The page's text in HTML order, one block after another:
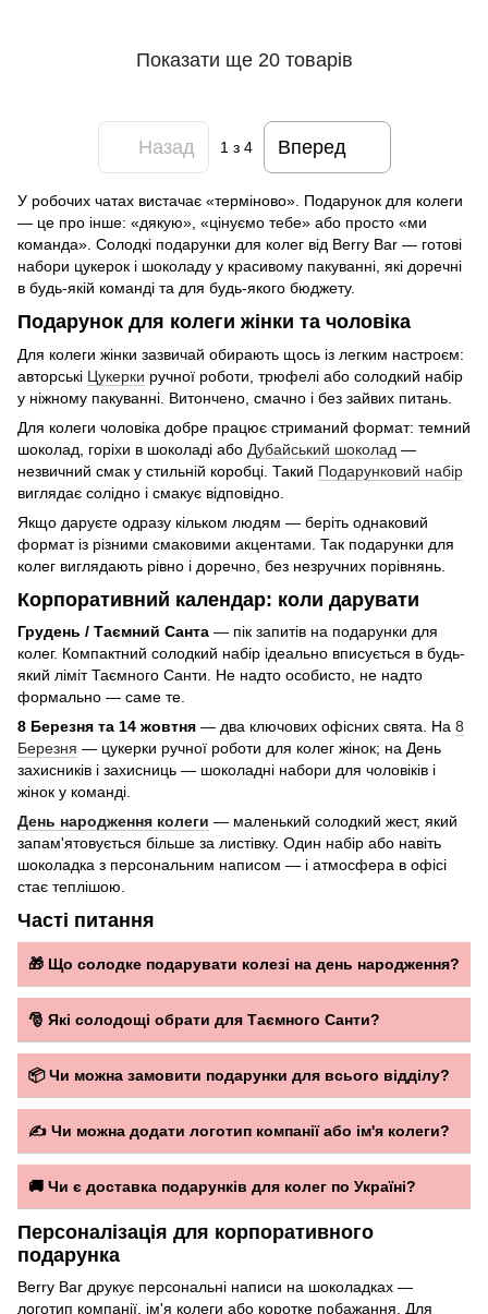
Показати ще 20 товарів
Назад 1 з 4 Вперед
У робочих чатах вистачає «терміново». Подарунок для колеги
— це про інше: «дякую», «цінуємо тебе» або просто «ми
команда». Солодкі подарунки для колег від Berry Bar — готові
набори цукерок і шоколаду у красивому пакуванні, які доречні
в будь-якій команді та для будь-якого бюджету.
Подарунок для колеги жінки та чоловіка
Для колеги жінки зазвичай обирають щось із легким настроєм:
авторські Цукерки ручної роботи, трюфелі або солодкий набір
у ніжному пакуванні. Витончено, смачно і без зайвих питань.
Для колеги чоловіка добре працює стриманий формат: темний
шоколад, горіхи в шоколаді або Дубайський шоколад —
незвичний смак у стильній коробці. Такий Подарунковий набір
виглядає солідно і смакує відповідно.
Якщо даруєте одразу кільком людям — беріть однаковий
формат із різними смаковими акцентами. Так подарунки для
колег виглядають рівно і доречно, без незручних порівнянь.
Корпоративний календар: коли дарувати
Грудень / Таємний Санта — пік запитів на подарунки для
колег. Компактний солодкий набір ідеально вписується в будь-
який ліміт Таємного Санти. Не надто особисто, не надто
формально — саме те.
8 Березня та 14 жовтня — два ключових офісних свята. На 8
Березня — цукерки ручної роботи для колег жінок; на День
захисників і захисниць — шоколадні набори для чоловіків і
жінок у команді.
День народження колеги — маленький солодкий жест, який
запам'ятовується більше за листівку. Один набір або навіть
шоколадка з персональним написом — і атмосфера в офісі
стає теплішою.
Часті питання
🎁 Що солодке подарувати колезі на день народження?
На день народження колезі підійдеПодарунковий набірз
авторськими цукерками абоДубайський шоколад
красивому пакуванні. Компактно, смачно і виглядає
🎅 Які солодощі обрати для Таємного Санти?
Для Таємного Санти ідеальний варіант — готовий
Подарунковий набірсереднього розміру: не надто
особисто, не надто дрібно. Berry Bar пропонує набори під
презентабельного.
📦 Чи можна замовити подарунки для всього відділу?
Так. Для командних замовлень від 10 штук Berry Bar
підбирає формат і умови. Напишіть нам із кількістю і датою
— узгодимо все швидко.
✍️ Чи можна додати логотип компанії або ім'я колеги?
Так. На шоколадках доступний персональний напис — ім'я,
дата, короткий текст або логотип компанії. Вкажіть
побажання в коментарі при замовленні або напишіть нам
для узгодження дизайну.
🚚 Чи є доставка подарунків для колег по Україні?
замовлення онлайн або напишіть нам для корпоративного
замовлення — і подарунки для колег прибудуть вчасно у
готовому пакуванні.
Персоналізація для корпоративного
подарунка
Berry Bar друкує персональні написи на шоколадках —
логотип компанії, ім'я колеги або коротке побажання. Для